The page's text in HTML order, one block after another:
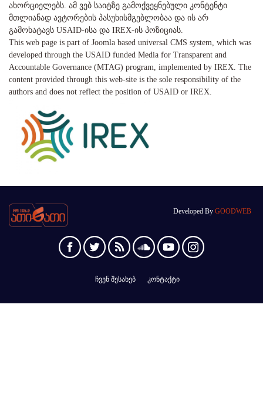
ახორციელებს. ამ ვებ საიტზე გამოქვეყნებული კონტენტი
მთლიანად ავტორების პასუხისმგებლობაა და ის არ
გამოხატავს USAID-ისა და IREX-ის პოზიციას.
This web page is part of Joomla based universal CMS system, which was
developed through the USAID funded Media for Transparent and
Accountable Governance (MTAG) program, implemented by IREX. The
content provided through this web-site is the sole responsibility of the
authors and does not reflect the position of USAID or IREX.
Developed By GOODWEB
ჩვენ შესახებ კონტაქტი